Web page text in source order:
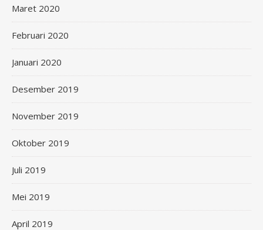
Maret 2020
Februari 2020
Januari 2020
Desember 2019
November 2019
Oktober 2019
Juli 2019
Mei 2019
April 2019